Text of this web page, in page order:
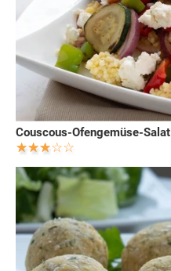
Couscous-Ofengemüse-Salat